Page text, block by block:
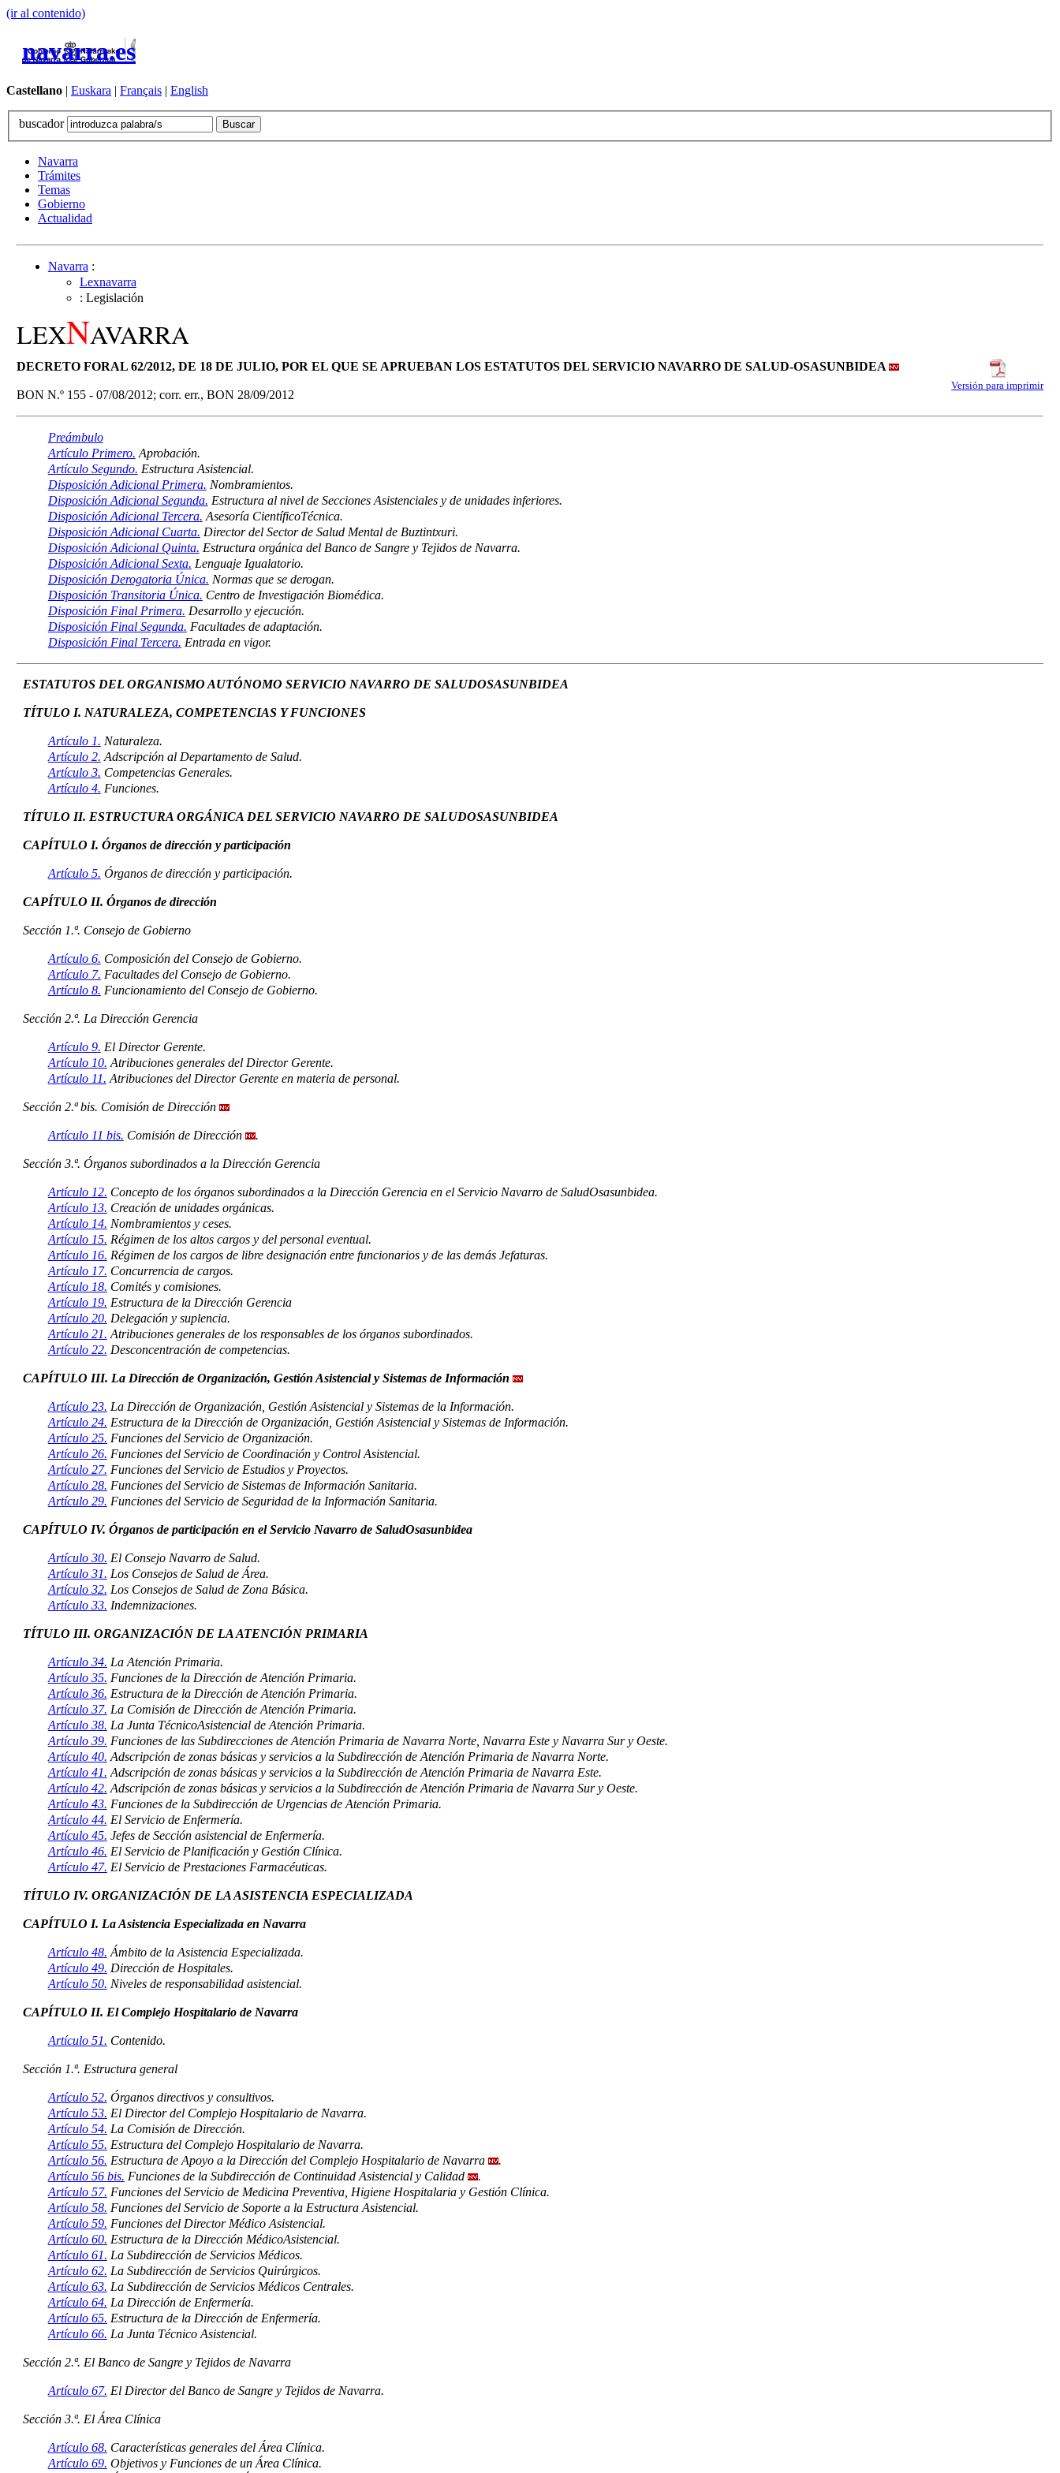
(ir al contenido)
navarra.es
Castellano | Euskara | Français | English
buscador
Navarra
Trámites
Temas
Gobierno
Actualidad
Navarra:
Lexnavarra
: Legislación
LEXNAVARRA
Versión para imprimir
DECRETO FORAL 62/2012, DE 18 DE JULIO, POR EL QUE SE APRUEBAN LOS ESTATUTOS DEL SERVICIO NAVARRO DE SALUD-OSASUNBIDEA
BON N.º 155 - 07/08/2012; corr. err., BON 28/09/2012
Preámbulo
Artículo Primero. Aprobación.
Artículo Segundo. Estructura Asistencial.
Disposición Adicional Primera. Nombramientos.
Disposición Adicional Segunda. Estructura al nivel de Secciones Asistenciales y de unidades inferiores.
Disposición Adicional Tercera. Asesoría CientíficoTécnica.
Disposición Adicional Cuarta. Director del Sector de Salud Mental de Buztintxuri.
Disposición Adicional Quinta. Estructura orgánica del Banco de Sangre y Tejidos de Navarra.
Disposición Adicional Sexta. Lenguaje Igualatorio.
Disposición Derogatoria Única. Normas que se derogan.
Disposición Transitoria Única. Centro de Investigación Biomédica.
Disposición Final Primera. Desarrollo y ejecución.
Disposición Final Segunda. Facultades de adaptación.
Disposición Final Tercera. Entrada en vigor.
ESTATUTOS DEL ORGANISMO AUTÓNOMO SERVICIO NAVARRO DE SALUDOSASUNBIDEA
TÍTULO I. NATURALEZA, COMPETENCIAS Y FUNCIONES
Artículo 1. Naturaleza.
Artículo 2. Adscripción al Departamento de Salud.
Artículo 3. Competencias Generales.
Artículo 4. Funciones.
TÍTULO II. ESTRUCTURA ORGÁNICA DEL SERVICIO NAVARRO DE SALUDOSASUNBIDEA
CAPÍTULO I. Órganos de dirección y participación
Artículo 5. Órganos de dirección y participación.
CAPÍTULO II. Órganos de dirección
Sección 1.ª. Consejo de Gobierno
Artículo 6. Composición del Consejo de Gobierno.
Artículo 7. Facultades del Consejo de Gobierno.
Artículo 8. Funcionamiento del Consejo de Gobierno.
Sección 2.ª. La Dirección Gerencia
Artículo 9. El Director Gerente.
Artículo 10. Atribuciones generales del Director Gerente.
Artículo 11. Atribuciones del Director Gerente en materia de personal.
Sección 2.ª bis. Comisión de Dirección
Artículo 11 bis. Comisión de Dirección .
Sección 3.ª. Órganos subordinados a la Dirección Gerencia
Artículo 12. Concepto de los órganos subordinados a la Dirección Gerencia en el Servicio Navarro de SaludOsasunbidea.
Artículo 13. Creación de unidades orgánicas.
Artículo 14. Nombramientos y ceses.
Artículo 15. Régimen de los altos cargos y del personal eventual.
Artículo 16. Régimen de los cargos de libre designación entre funcionarios y de las demás Jefaturas.
Artículo 17. Concurrencia de cargos.
Artículo 18. Comités y comisiones.
Artículo 19. Estructura de la Dirección Gerencia
Artículo 20. Delegación y suplencia.
Artículo 21. Atribuciones generales de los responsables de los órganos subordinados.
Artículo 22. Desconcentración de competencias.
CAPÍTULO III. La Dirección de Organización, Gestión Asistencial y Sistemas de Información
Artículo 23. La Dirección de Organización, Gestión Asistencial y Sistemas de la Información.
Artículo 24. Estructura de la Dirección de Organización, Gestión Asistencial y Sistemas de Información.
Artículo 25. Funciones del Servicio de Organización.
Artículo 26. Funciones del Servicio de Coordinación y Control Asistencial.
Artículo 27. Funciones del Servicio de Estudios y Proyectos.
Artículo 28. Funciones del Servicio de Sistemas de Información Sanitaria.
Artículo 29. Funciones del Servicio de Seguridad de la Información Sanitaria.
CAPÍTULO IV. Órganos de participación en el Servicio Navarro de SaludOsasunbidea
Artículo 30. El Consejo Navarro de Salud.
Artículo 31. Los Consejos de Salud de Área.
Artículo 32. Los Consejos de Salud de Zona Básica.
Artículo 33. Indemnizaciones.
TÍTULO III. ORGANIZACIÓN DE LA ATENCIÓN PRIMARIA
Artículo 34. La Atención Primaria.
Artículo 35. Funciones de la Dirección de Atención Primaria.
Artículo 36. Estructura de la Dirección de Atención Primaria.
Artículo 37. La Comisión de Dirección de Atención Primaria.
Artículo 38. La Junta TécnicoAsistencial de Atención Primaria.
Artículo 39. Funciones de las Subdirecciones de Atención Primaria de Navarra Norte, Navarra Este y Navarra Sur y Oeste.
Artículo 40. Adscripción de zonas básicas y servicios a la Subdirección de Atención Primaria de Navarra Norte.
Artículo 41. Adscripción de zonas básicas y servicios a la Subdirección de Atención Primaria de Navarra Este.
Artículo 42. Adscripción de zonas básicas y servicios a la Subdirección de Atención Primaria de Navarra Sur y Oeste.
Artículo 43. Funciones de la Subdirección de Urgencias de Atención Primaria.
Artículo 44. El Servicio de Enfermería.
Artículo 45. Jefes de Sección asistencial de Enfermería.
Artículo 46. El Servicio de Planificación y Gestión Clínica.
Artículo 47. El Servicio de Prestaciones Farmacéuticas.
TÍTULO IV. ORGANIZACIÓN DE LA ASISTENCIA ESPECIALIZADA
CAPÍTULO I. La Asistencia Especializada en Navarra
Artículo 48. Ámbito de la Asistencia Especializada.
Artículo 49. Dirección de Hospitales.
Artículo 50. Niveles de responsabilidad asistencial.
CAPÍTULO II. El Complejo Hospitalario de Navarra
Artículo 51. Contenido.
Sección 1.ª. Estructura general
Artículo 52. Órganos directivos y consultivos.
Artículo 53. El Director del Complejo Hospitalario de Navarra.
Artículo 54. La Comisión de Dirección.
Artículo 55. Estructura del Complejo Hospitalario de Navarra.
Artículo 56. Estructura de Apoyo a la Dirección del Complejo Hospitalario de Navarra
.
Artículo 56 bis. Funciones de la Subdirección de Continuidad Asistencial y Calidad
.
Artículo 57. Funciones del Servicio de Medicina Preventiva, Higiene Hospitalaria y Gestión Clínica.
Artículo 58. Funciones del Servicio de Soporte a la Estructura Asistencial.
Artículo 59. Funciones del Director Médico Asistencial.
Artículo 60. Estructura de la Dirección MédicoAsistencial.
Artículo 61. La Subdirección de Servicios Médicos.
Artículo 62. La Subdirección de Servicios Quirúrgicos.
Artículo 63. La Subdirección de Servicios Médicos Centrales.
Artículo 64. La Dirección de Enfermería.
Artículo 65. Estructura de la Dirección de Enfermería.
Artículo 66. La Junta Técnico Asistencial.
Sección 2.ª. El Banco de Sangre y Tejidos de Navarra
Artículo 67. El Director del Banco de Sangre y Tejidos de Navarra.
Sección 3.ª. El Área Clínica
Artículo 68. Características generales del Área Clínica.
Artículo 69. Objetivos y Funciones de un Área Clínica.